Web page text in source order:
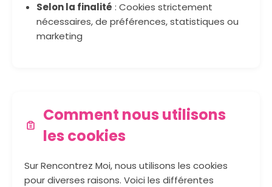
Selon la finalité : Cookies strictement
nécessaires, de préférences, statistiques ou
marketing
Comment nous utilisons
les cookies
Sur Rencontrez Moi, nous utilisons les cookies
pour diverses raisons. Voici les différentes